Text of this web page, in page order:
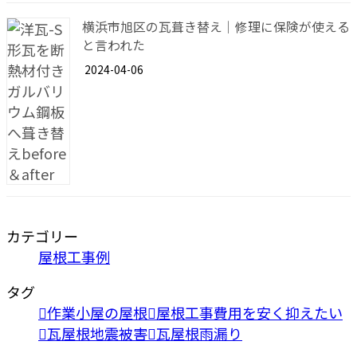
横浜市旭区の瓦葺き替え｜修理に保険が使える
と言われた
2024-04-06
カテゴリー
屋根工事例
タグ
作業小屋の屋根 屋根工事費用を安く抑えたい
瓦屋根地震被害 瓦屋根雨漏り